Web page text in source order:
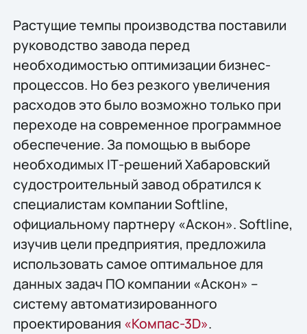
Растущие темпы производства поставили
руководство завода перед
необходимостью оптимизации бизнес-
процессов. Но без резкого увеличения
расходов это было возможно только при
переходе на современное программное
обеспечение. За помощью в выборе
необходимых IТ-решений Хабаровский
судостроительный завод обратился к
специалистам компании Softline,
официальному партнеру «Аскон». Softline,
изучив цели предприятия, предложила
использовать самое оптимальное для
данных задач ПО компании «Аскон» –
систему автоматизированного
проектирования «Компас-3D».